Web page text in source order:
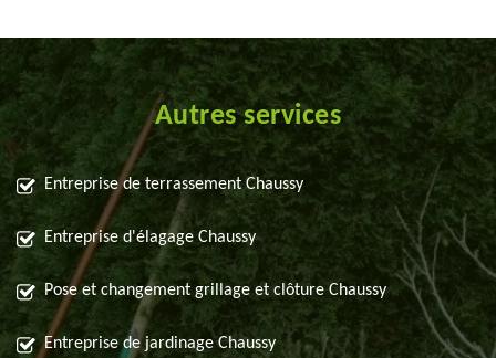
Autres services
Entreprise de terrassement Chaussy
Entreprise d'élagage Chaussy
Pose et changement grillage et clôture Chaussy
Entreprise de jardinage Chaussy